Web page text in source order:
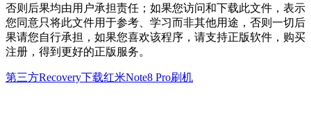
否则后果均由用户承担责任；如果您访问和下载此文件，表示
您同意只将此文件用于参考、学习而非其他用途，否则一切后
果请您自行承担，如果您喜欢该程序，请支持正版软件，购买
注册，得到更好的正版服务。
第三方Recovery下载红米Note8 Pro刷机